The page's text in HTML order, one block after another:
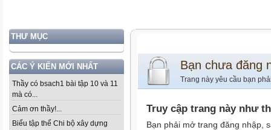
THƯ MỤC
CÁC Ý KIẾN MỚI NHẤT
Thầy có bsach1 bài tập 10 và 11
mà có...
Cảm ơn thầy!...
Biểu tập thể Chi bộ xây dựng
Bạn chưa đăng
Trang này yêu cầu bạn
Truy cập trang này như
Bạn phải mở trang đăng nhập,